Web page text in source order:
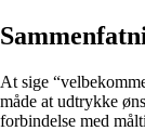
At sige
måde at udtrykke
forbindelse med